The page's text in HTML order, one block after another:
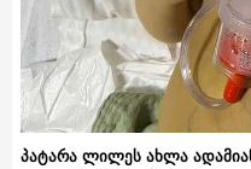
პატარა ლილეს ახლა